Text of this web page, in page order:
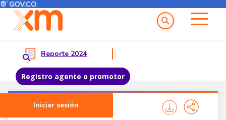
Pasar al contenido principal
Menú del Usuario
Reporte 2024
Registro agente o promotor
Iniciar sesión
Menu principal
Noticias Agentes